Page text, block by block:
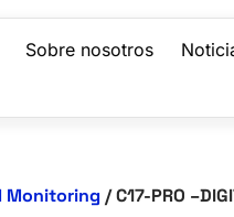
Sobre nosotros
Monitoring / C17-PRO